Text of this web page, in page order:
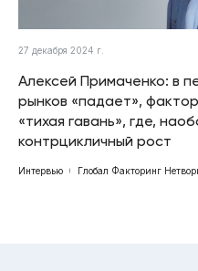
27 декабря 2024 г.
Алексей Примаченко: в
рынков «падает»,
«тихая гавань», где,
контрцикличный рост
Интервью Глобал Факторинг